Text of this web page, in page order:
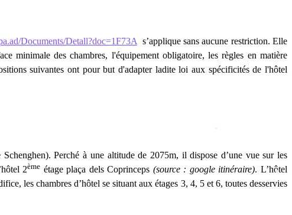
Documents/Detall?doc=1F73A s’applique sans aucune restriction. Elle
minimale des chambres, l'équipement obligatoire, les règles en matière
suivantes ont pour but d'adapter ladite loi aux spécificités de l'hôtel
Perché à une altitude de 2075m, il dispose d’une vue sur les
2ème étage plaça dels Coprinceps (source : google itinéraire). L’hôtel
les chambres d’hôtel se situant aux étages 3, 4, 5 et 6, toutes desservies
•
•